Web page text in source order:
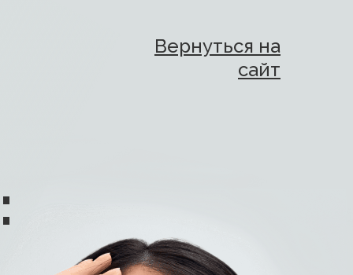
Вернуться на
сайт